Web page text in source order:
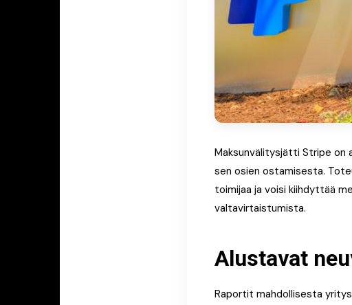
Maksunvälitysjätti Stripe on
sen osien ostamisesta.
toimijaa ja voisi kiihdyttää
valtavirtaistumista.
Alustavat
Raportit mahdollisesta